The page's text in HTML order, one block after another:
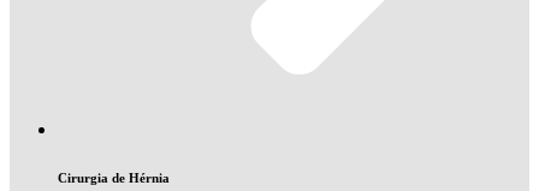
Cirurgia de Hérnia